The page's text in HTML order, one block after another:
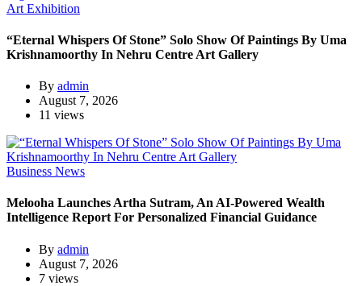
Art Exhibition
“Eternal Whispers Of Stone” Solo Show Of Paintings By Uma
Krishnamoorthy In Nehru Centre Art Gallery
By admin
August 7, 2026
11 views
Business News
Melooha Launches Artha Sutram, An AI-Powered Wealth
Intelligence Report For Personalized Financial Guidance
By admin
August 7, 2026
7 views